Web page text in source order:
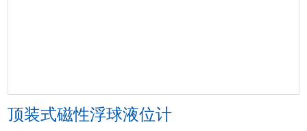
顶装式磁性浮球液位计